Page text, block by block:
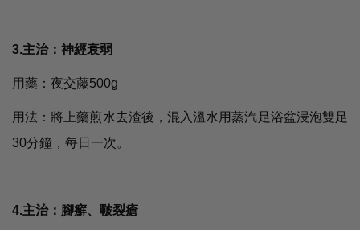
3.主治：神經衰弱
用藥：夜交藤500g
用法：將上藥煎水去渣後，混入溫水用蒸汽足浴盆浸泡雙足
30分鐘，每日一次。
4.主治：腳癬、皸裂瘡